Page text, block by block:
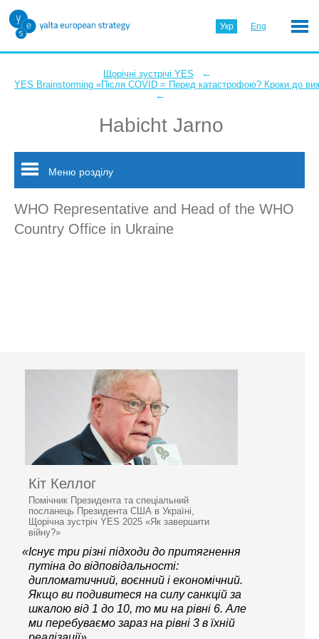
Укр Eng
Щорічні зустрічі YES ←
YES Brainstorming «Після COVID = Перед катастрофою? Кроки до
←
Habicht Jarno
Меню розділу
WHO Representative and Head of the WHO
Country Office in Ukraine
Кіт Келлог
Помічник Президента та спеціальний
посланець Президента США в Україні,
Щорічна зустріч YES 2025 «Як завершити
війну?»
«Існує три різні підходи до притягнення
путіна до відповідальності:
дипломатичний, воєнний і економічний.
Якщо ви подивитеся на силу санкцій за
шкалою від 1 до 10, то ми на рівні 6. Але
ми перебуваємо зараз на рівні 3 в їхній